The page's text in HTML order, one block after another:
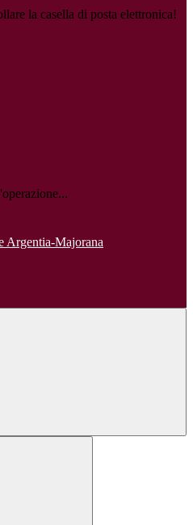
la casella di posta elettronica!